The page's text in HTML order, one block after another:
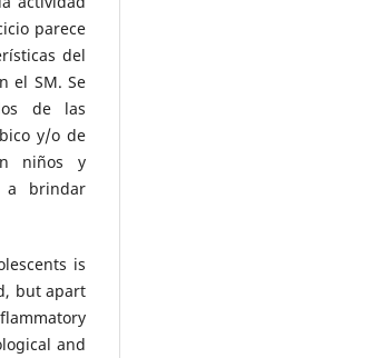
parece
del
el SM. Se
de las
y/o de
niños y
a brindar
is
but apart
and